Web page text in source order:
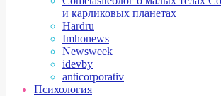
и карликовых планетах
Hardru
Imhonews
Newsweek
idevby
anticorporativ
Психология